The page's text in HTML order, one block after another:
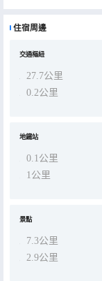
住宿周邊
交通樞紐
27.7公里
0.2公里
地鐵站
0.1公里
1公里
景點
7.3公里
2.9公里